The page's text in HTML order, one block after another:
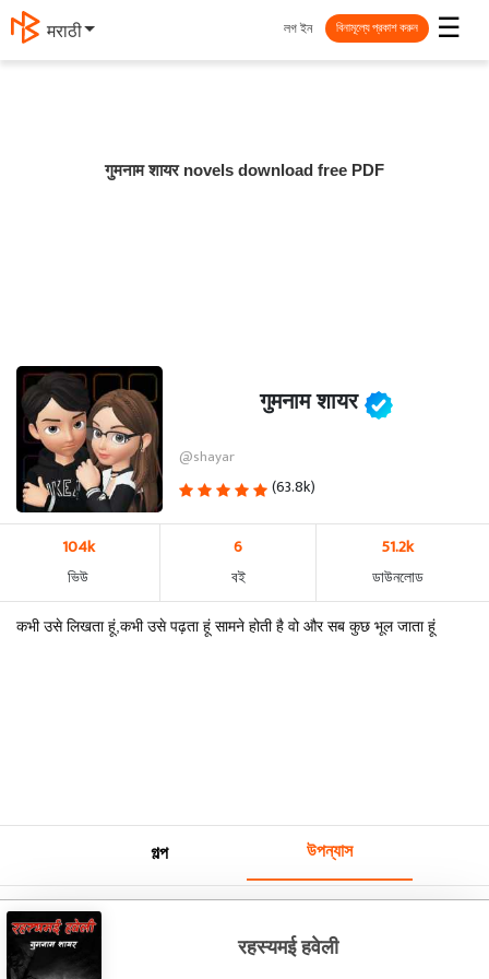
मराठी ☰
লগ ইন বিনামূল্যে প্রকাশ করুন
गुमनाम शायर novels download free PDF
गुमनाम शायर
@shayar
(63.8k)
104k
ভিউ
6
বই
51.2k
ডাউনলোড
कभी उसे लिखता हूं,कभी उसे पढ़ता हूं सामने होती है वो और सब कुछ भूल जाता हूं
গল্প উপন্যাস
रहस्यमई हवेली